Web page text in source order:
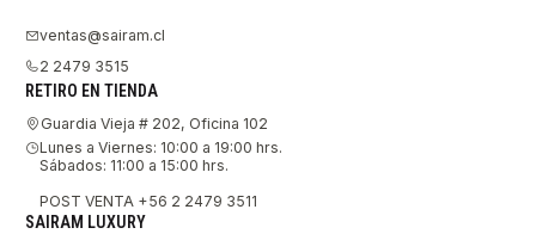
ventas@sairam.cl
2 2479 3515
RETIRO EN TIENDA
Guardia Vieja # 202, Oficina 102
Lunes a Viernes: 10:00 a 19:00 hrs.
Sábados: 11:00 a 15:00 hrs.
POST VENTA +56 2 2479 3511
SAIRAM LUXURY